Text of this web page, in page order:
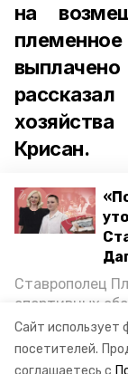
Сайт использует
посетителей.
соглашаетесь с
Ставрополец
спортивных
Каспийском
возвращении
пригласили в
на
Крисан.
хозяйства
регионе